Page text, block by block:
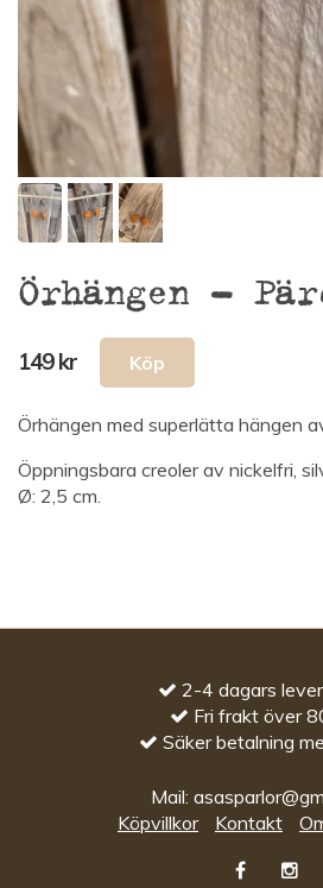
Örhängen –
149 kr
Örhängen med superlätta hängen
Öppningsbara creoler av nickelfri,
Ø: 2,5 cm.
2-4 dagars
Fri frakt över
Säker betalning
Mail:
Köpvillkor
Kontakt